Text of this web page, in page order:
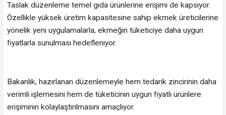
Taslak düzenleme temel gıda ürünlerine erişimi de kapsıyor.
Özellikle yüksek üretim kapasitesine sahip ekmek üreticilerine
yönelik yeni uygulamalarla, ekmeğin tüketiciye daha uygun
fiyatlarla sunulması hedefleniyor.
Bakanlık, hazırlanan düzenlemeyle hem tedarik zincirinin daha
verimli işlemesini hem de tüketicinin uygun fiyatlı ürünlere
erişiminin kolaylaştırılmasını amaçlıyor.